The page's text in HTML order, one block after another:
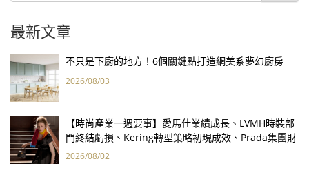
最新文章
不只是下廚的地方！6個關鍵點打造網美系夢幻廚房
2026/08/03
【時尚產業一週要事】愛馬仕業績成長、LVMH時裝部
門終結虧損、Kering轉型策略初現成效、Prada集團財
報亮眼
2026/08/02